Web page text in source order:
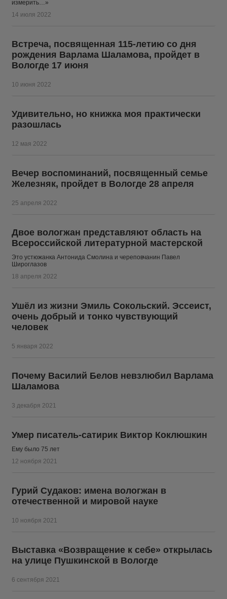
измерить…»
14 июля 2022
Встреча, посвященная 115-летию со дня
рождения Варлама Шаламова, пройдет в
Вологде 17 июня
10 июня 2022
Удивительно, но книжка моя практически
разошлась
12 мая 2022
Вечер воспоминаний, посвященный семье
Железняк, пройдет в Вологде 28 апреля
25 апреля 2022
Двое вологжан представляют область на
Всероссийской литературной мастерской
Это устюжанка Антонида Смолина и череповчанин Павел
Широглазов
18 апреля 2022
Ушёл из жизни Эмиль Сокольский. Эссеист,
очень добрый и тонко чувствующий
человек
5 января 2022
Почему Василий Белов невзлюбил Варлама
Шаламова
3 декабря 2021
Умер писатель-сатирик Виктор Коклюшкин
Ему было 75 лет
12 ноября 2021
Гурий Судаков: имена вологжан в
отечественной и мировой науке
10 ноября 2021
Выставка «Возвращение к себе» открылась
на улице Пушкинской в Вологде
6 сентября 2021